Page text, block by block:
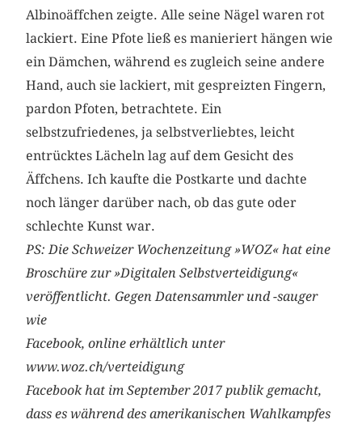
Albinoäffchen zeigte. Alle seine Nägel waren rot
lackiert. Eine Pfote ließ es manieriert hängen wie
ein Dämchen, während es zugleich seine andere
Hand, auch sie lackiert, mit gespreizten Fingern,
pardon Pfoten, betrachtete. Ein
selbstzufriedenes, ja selbst­ver­liebtes, leicht
entrücktes Lächeln lag auf dem Gesicht des
Äffchens. Ich kaufte die Postkarte und dachte
noch länger ­darüber nach, ob das gute oder
schlechte Kunst war.
PS: Die Schweizer Wochenzeitung »WOZ« hat eine
Broschüre zur »Digitalen Selbstverteidigung«
veröffentlicht. Gegen Datensammler und -sauger
wie
Facebook, online erhältlich unter
www.woz.ch/verteidigung
Facebook hat im September 2017 publik gemacht,
dass es während des amerikanischen Wahlkampfes